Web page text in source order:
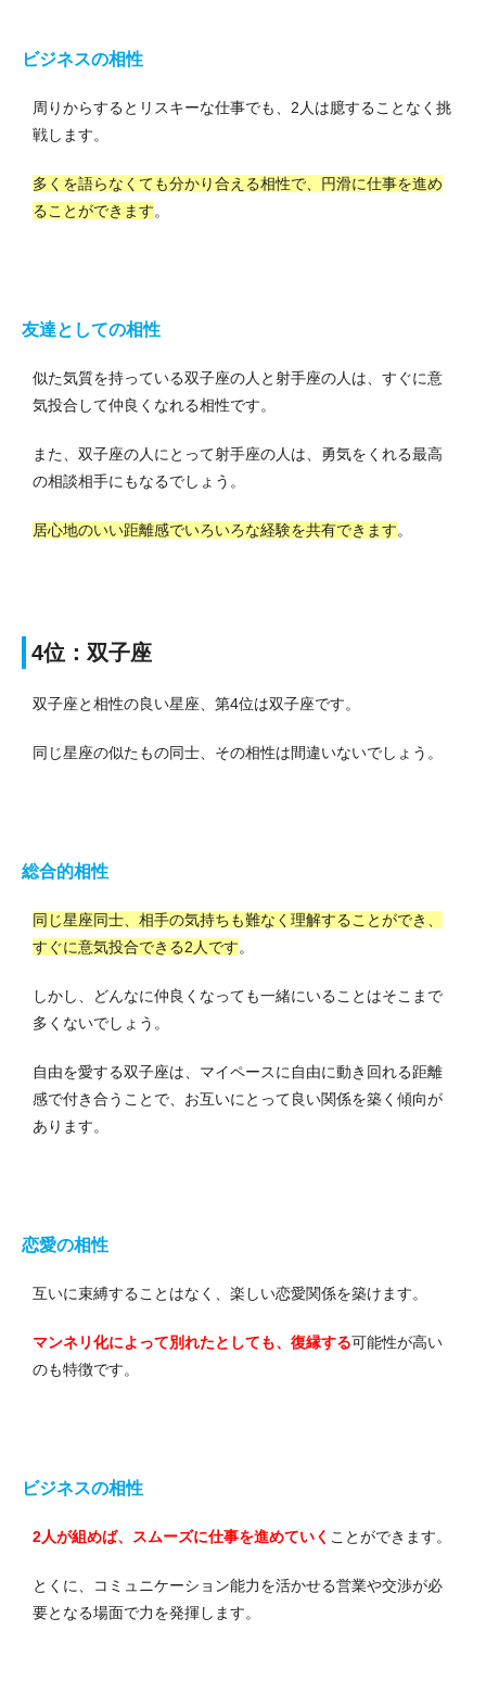
ビジネスの相性
周りからするとリスキーな仕事でも、2人は臆することなく挑
戦します。
多くを語らなくても分かり合える相性で、円滑に仕事を進め
ることができます。
友達としての相性
似た気質を持っている双子座の人と射手座の人は、すぐに意
気投合して仲良くなれる相性です。
また、双子座の人にとって射手座の人は、勇気をくれる最高
の相談相手にもなるでしょう。
居心地のいい距離感でいろいろな経験を共有できます。
4位：双子座
双子座と相性の良い星座、第4位は双子座です。
同じ星座の似たもの同士、その相性は間違いないでしょう。
総合的相性
同じ星座同士、相手の気持ちも難なく理解することができ、
すぐに意気投合できる2人です。
しかし、どんなに仲良くなっても一緒にいることはそこまで
多くないでしょう。
自由を愛する双子座は、マイペースに自由に動き回れる距離
感で付き合うことで、お互いにとって良い関係を築く傾向が
あります。
恋愛の相性
互いに束縛することはなく、楽しい恋愛関係を築けます。
マンネリ化によって別れたとしても、復縁する可能性が高い
のも特徴です。
ビジネスの相性
2人が組めば、スムーズに仕事を進めていく ことができます。
とくに、コミュニケーション能力を活かせる営業や交渉が必
要となる場面で力を発揮します。